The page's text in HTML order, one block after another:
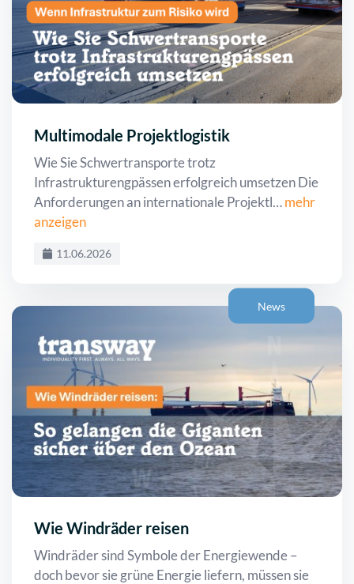
Multimodale Projektlogistik
Wie Sie Schwertransporte trotz
Infrastrukturengpässen erfolgreich umsetzen Die
Anforderungen an internationale Projektl…mehr
anzeigen
11.06.2026
Wie Windräder reisen
Windräder sind Symbole der Energiewende –
doch bevor sie grüne Energie liefern, müssen sie
News